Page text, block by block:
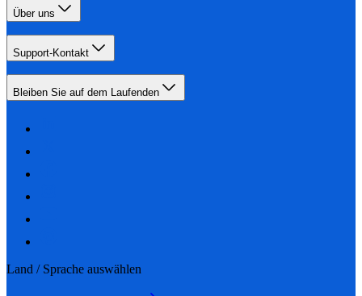
Über uns
Support-Kontakt
Bleiben Sie auf dem Laufenden
Land / Sprache auswählen